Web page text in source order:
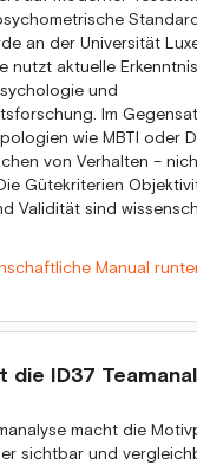
an der Universität
nutzt aktuelle
und
Im
wie MBTI oder
von Verhalten –
Gütekriterien
Validität sind
Manual
die ID37
macht die
sichtbar und